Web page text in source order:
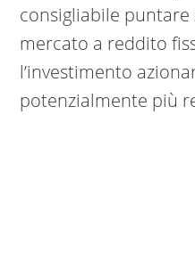
consigliabile
mercato a reddito
l’investimento
potenzialmente più